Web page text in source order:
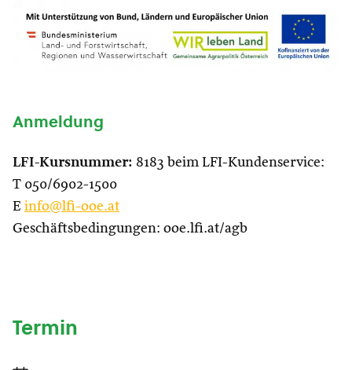
Anmeldung
LFI-Kursnummer: 8183 beim LFI-Kundenservice:
T 050/6902-1500
E info@lfi-ooe.at
Geschäftsbedingungen: ooe.lfi.at/agb
Termin